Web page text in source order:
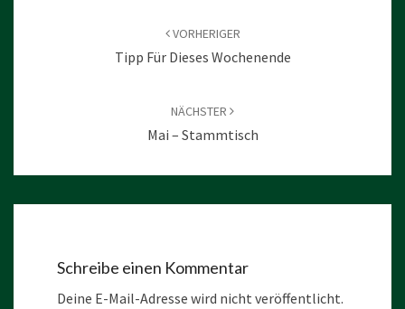
VORHERIGER
Tipp Für Dieses Wochenende
NÄCHSTER
Mai – Stammtisch
Schreibe einen Kommentar
Deine E-Mail-Adresse wird nicht veröffentlicht.